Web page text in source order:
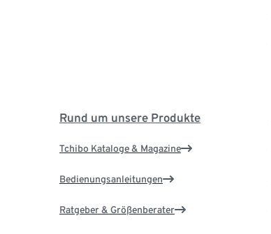
Rund um unsere Produkte
Tchibo Kataloge & Magazine
Bedienungsanleitungen
Ratgeber & Größenberater